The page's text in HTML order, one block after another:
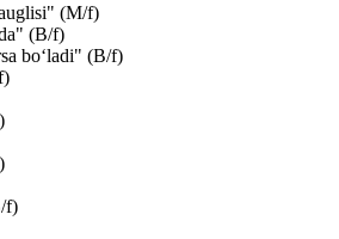
(M/f)
(B/f)
bo‘ladi" (B/f)
f)